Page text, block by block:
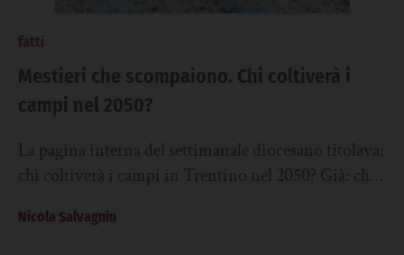
fatti
Mestieri che scompaiono. Chi coltiverà i
campi nel 2050?
La pagina interna del settimanale diocesano titolava:
chi coltiverà i campi in Trentino nel 2050? Già: chi
Nicola Salvagnin